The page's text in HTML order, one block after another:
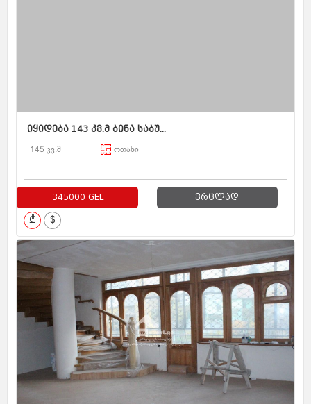
იყიდება 143 კვ.მ ბინა საბუ...
145 კვ.მ ოთახი
345000 GEL ვრცლად
₾ $